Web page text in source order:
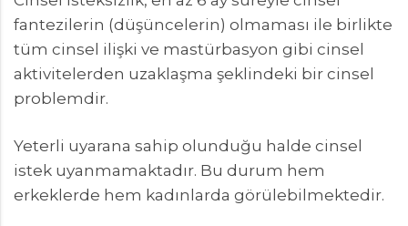
fantezilerin (düşüncelerin) olmaması ile birlikte
tüm cinsel ilişki ve mastürbasyon gibi cinsel
aktivitelerden uzaklaşma şeklindeki bir cinsel
problemdir.
Yeterli uyarana sahip olunduğu halde cinsel
istek uyanmamaktadır. Bu durum hem
erkeklerde hem kadınlarda görülebilmektedir.